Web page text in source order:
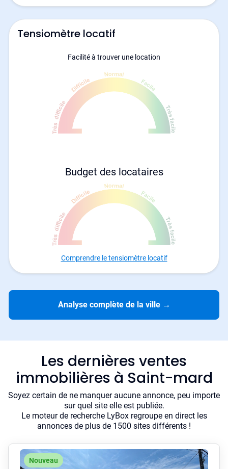
Tensiomètre locatif
Facilité à trouver une location
Budget des locataires
Comprendre le tensiomètre locatif
Analyse complète de la ville →
Les dernières ventes
immobilières à Saint-mard
Soyez certain de ne manquer aucune annonce, peu importe
sur quel site elle est publiée.
Le moteur de recherche LyBox regroupe en direct les
annonces de plus de 1500 sites différents !
Nouveau